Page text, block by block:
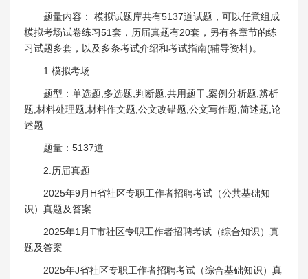
题量内容： 模拟试题库共有5137道试题，可以任意组成
模拟考场试卷练习51套，历届真题有20套，另有各章节的练
习试题多套，以及多条考试介绍和考试指南(辅导资料)。
1.模拟考场
题型：单选题,多选题,判断题,共用题干,案例分析题,辨析
题,材料处理题,材料作文题,公文改错题,公文写作题,简述题,论
述题
题量：5137道
2.历届真题
2025年9月H省社区专职工作者招聘考试（公共基础知
识）真题及答案
2025年1月T市社区专职工作者招聘考试（综合知识）真
题及答案
2025年J省社区专职工作者招聘考试（综合基础知识）真